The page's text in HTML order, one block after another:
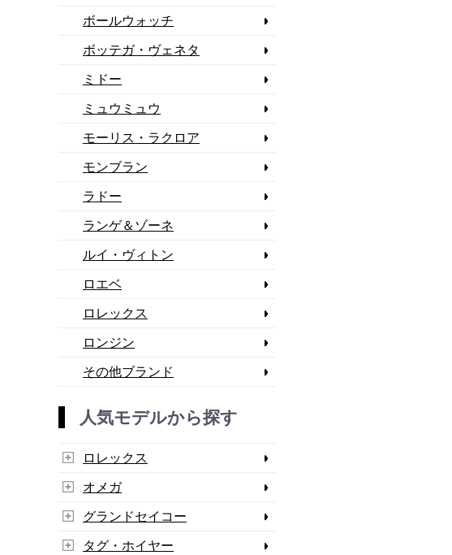
ボールウォッチ
ボッテガ・ヴェネタ
ミドー
ミュウミュウ
モーリス・ラクロア
モンブラン
ラドー
ランゲ＆ゾーネ
ルイ・ヴィトン
ロエベ
ロレックス
ロンジン
その他ブランド
人気モデルから探す
ロレックス
オメガ
グランドセイコー
タグ・ホイヤー